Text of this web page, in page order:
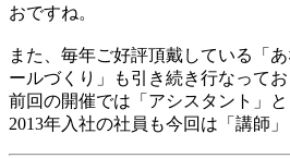
おですね。
また、毎年ご好評頂戴している「
ールづくり」も引き続き行なってお
前回の開催では「アシスタント」
2013年入社の社員も今回は「講師」